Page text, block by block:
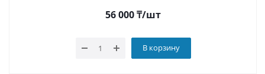
56 000₸/шт
В корзину